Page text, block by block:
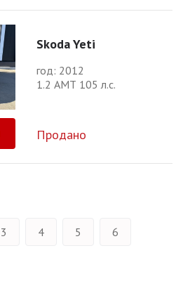
Skoda Yeti
год: 2012
1.2 АМТ 105 л.с.
Продано
3 4 5
6